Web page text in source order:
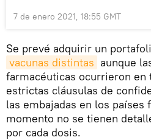
7 de enero 2021, 18:55 GMT
Se prevé adquirir un
vacunas distintas aunque
farmacéuticas ocurrieron
estrictas cláusulas de
las embajadas en los países
momento no se tienen
por cada dosis.